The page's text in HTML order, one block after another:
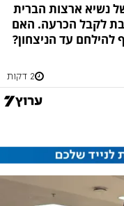
נשיא ארצות הברית
לקבל הכרעה. האם
להילחם עד הניצחון?
2 דקות